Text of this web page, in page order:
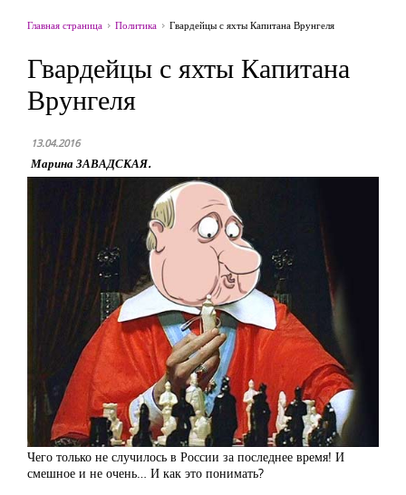
Главная страница Политика Гвардейцы с яхты Капитана Врунгеля
Гвардейцы с яхты Капитана
Врунгеля
13.04.2016
Марина ЗАВАДСКАЯ.
Чего только не случилось в России за последнее время! И
смешное и не очень… И как это понимать?